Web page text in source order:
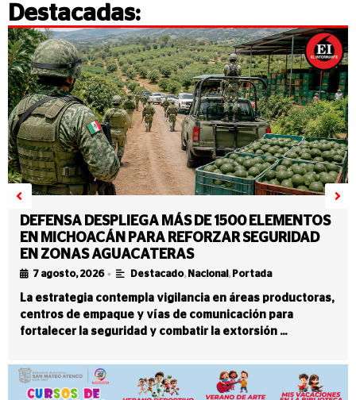
Destacadas:
DEFENSA DESPLIEGA MÁS DE 1500 ELEMENTOS
EN MICHOACÁN PARA REFORZAR SEGURIDAD
EN ZONAS AGUACATERAS
7 agosto, 2026 • Destacado, Nacional , Portada
La estrategia contempla vigilancia en áreas productoras,
centros de empaque y vías de comunicación para
fortalecer la seguridad y combatir la extorsión …